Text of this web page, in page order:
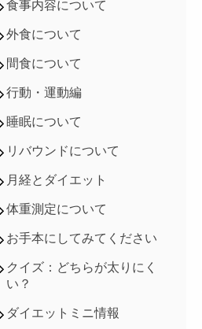
食事内容について
外食について
間食について
行動・運動編
睡眠について
リバウンドについて
月経とダイエット
体重測定について
お手本にしてみてください
クイズ：どちらが太りにく
い？
ダイエットミニ情報